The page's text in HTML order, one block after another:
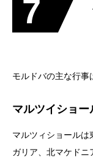
7
モルドバの主な行事
マルツイショー
マルツィショール
ガリア、北マケドニ